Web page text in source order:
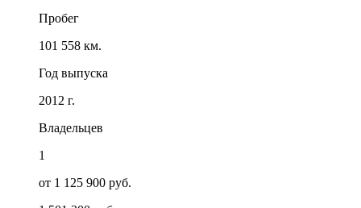
Пробег
101 558 км.
Год выпуска
2012 г.
Владельцев
1
от 1 125 900 руб.